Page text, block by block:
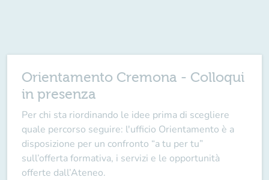
Orientamento Cremona - Colloqui
in presenza
Per chi sta riordinando le idee prima di scegliere
quale percorso seguire: l'ufficio Orientamento è a
disposizione per un confronto “a tu per tu”
sull’offerta formativa, i servizi e le opportunità
offerte dall’Ateneo.